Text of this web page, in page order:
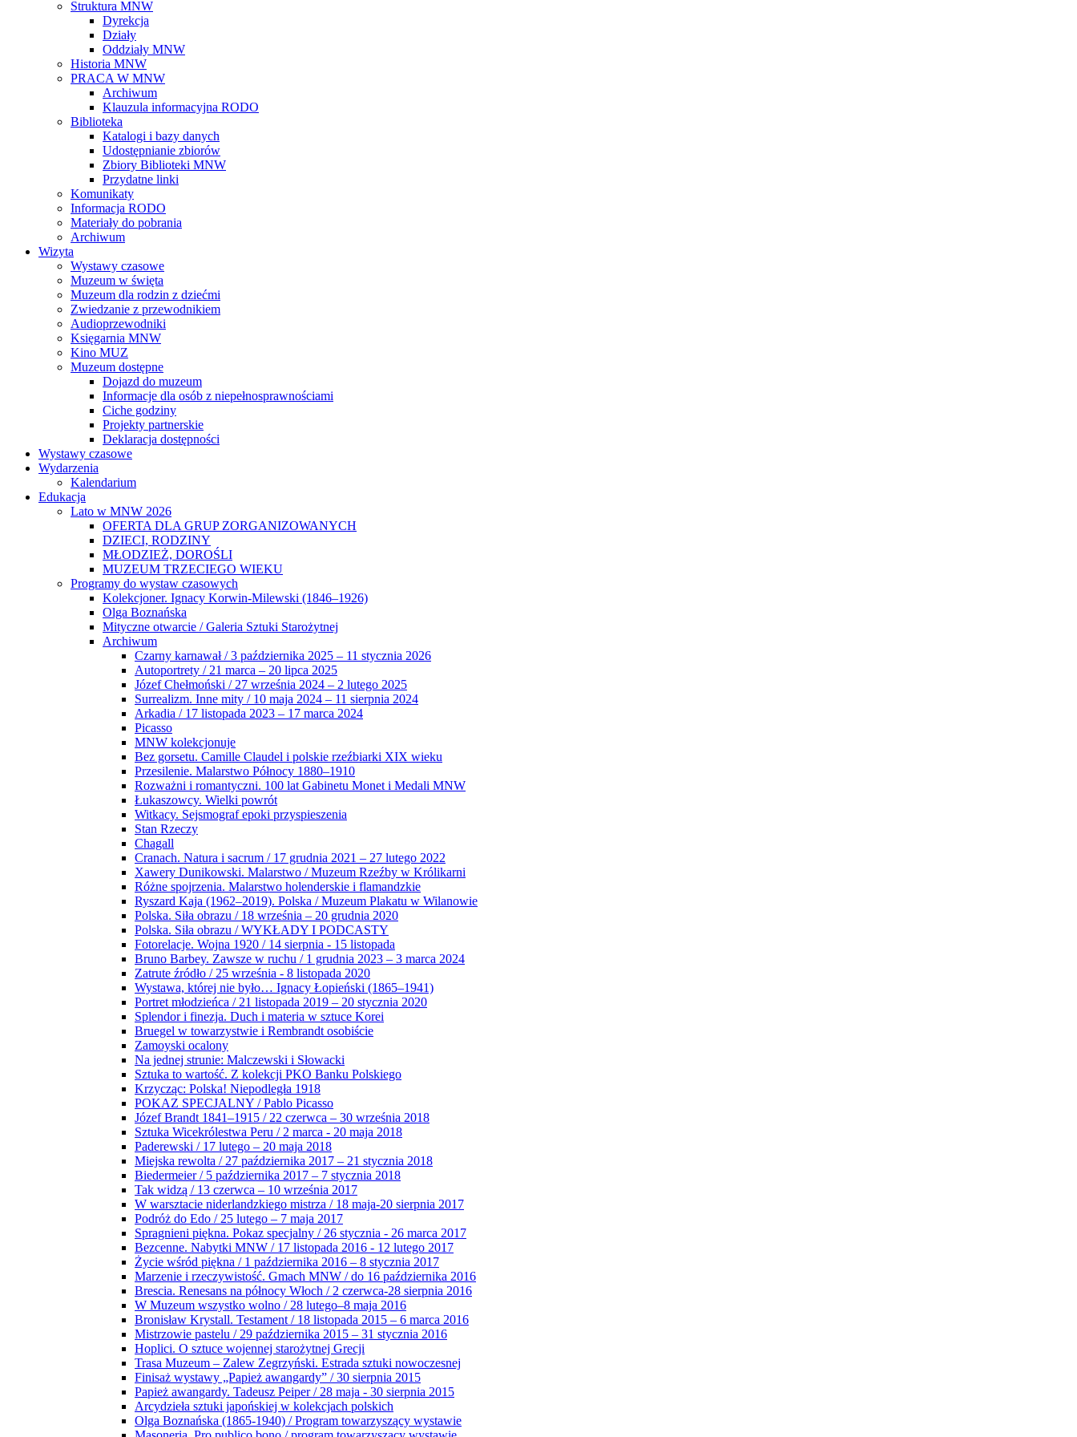
Struktura MNW
Dyrekcja
Działy
Oddziały MNW
Historia MNW
PRACA W MNW
Archiwum
Klauzula informacyjna RODO
Biblioteka
Katalogi i bazy danych
Udostępnianie zbiorów
Zbiory Biblioteki MNW
Przydatne linki
Komunikaty
Informacja RODO
Materiały do pobrania
Archiwum
Wizyta
Wystawy czasowe
Muzeum w święta
Muzeum dla rodzin z dziećmi
Zwiedzanie z przewodnikiem
Audioprzewodniki
Księgarnia MNW
Kino MUZ
Muzeum dostępne
Dojazd do muzeum
Informacje dla osób z niepełnosprawnościami
Ciche godziny
Projekty partnerskie
Deklaracja dostępności
Wystawy czasowe
Wydarzenia
Kalendarium
Edukacja
Lato w MNW 2026
OFERTA DLA GRUP ZORGANIZOWANYCH
DZIECI, RODZINY
MŁODZIEŻ, DOROŚLI
MUZEUM TRZECIEGO WIEKU
Programy do wystaw czasowych
Kolekcjoner. Ignacy Korwin-Milewski (1846–1926)
Olga Boznańska
Mityczne otwarcie / Galeria Sztuki Starożytnej
Archiwum
Czarny karnawał / 3 października 2025 – 11 stycznia 2026
Autoportrety / 21 marca – 20 lipca 2025
Józef Chełmoński / 27 września 2024 – 2 lutego 2025
Surrealizm. Inne mity / 10 maja 2024 – 11 sierpnia 2024
Arkadia / 17 listopada 2023 – 17 marca 2024
Picasso
MNW kolekcjonuje
Bez gorsetu. Camille Claudel i polskie rzeźbiarki XIX wieku
Przesilenie. Malarstwo Północy 1880–1910
Rozważni i romantyczni. 100 lat Gabinetu Monet i Medali MNW
Łukaszowcy. Wielki powrót
Witkacy. Sejsmograf epoki przyspieszenia
Stan Rzeczy
Chagall
Cranach. Natura i sacrum / 17 grudnia 2021 – 27 lutego 2022
Xawery Dunikowski. Malarstwo / Muzeum Rzeźby w Królikarni
Różne spojrzenia. Malarstwo holenderskie i flamandzkie
Ryszard Kaja (1962–2019). Polska / Muzeum Plakatu w Wilanowie
Polska. Siła obrazu / 18 września – 20 grudnia 2020
Polska. Siła obrazu / WYKŁADY I PODCASTY
Fotorelacje. Wojna 1920 / 14 sierpnia - 15 listopada
Bruno Barbey. Zawsze w ruchu / 1 grudnia 2023 – 3 marca 2024
Zatrute źródło / 25 września - 8 listopada 2020
Wystawa, której nie było… Ignacy Łopieński (1865–1941)
Portret młodzieńca / 21 listopada 2019 – 20 stycznia 2020
Splendor i finezja. Duch i materia w sztuce Korei
Bruegel w towarzystwie i Rembrandt osobiście
Zamoyski ocalony
Na jednej strunie: Malczewski i Słowacki
Sztuka to wartość. Z kolekcji PKO Banku Polskiego
Krzycząc: Polska! Niepodległa 1918
POKAZ SPECJALNY / Pablo Picasso
Józef Brandt 1841–1915 / 22 czerwca – 30 września 2018
Sztuka Wicekrólestwa Peru / 2 marca - 20 maja 2018
Paderewski / 17 lutego – 20 maja 2018
Miejska rewolta / 27 października 2017 – 21 stycznia 2018
Biedermeier / 5 października 2017 – 7 stycznia 2018
Tak widzą / 13 czerwca – 10 września 2017
W warsztacie niderlandzkiego mistrza / 18 maja-20 sierpnia 2017
Podróż do Edo / 25 lutego – 7 maja 2017
Spragnieni piękna. Pokaz specjalny / 26 stycznia - 26 marca 2017
Bezcenne. Nabytki MNW / 17 listopada 2016 - 12 lutego 2017
Życie wśród piękna / 1 października 2016 – 8 stycznia 2017
Marzenie i rzeczywistość. Gmach MNW / do 16 października 2016
Brescia. Renesans na północy Włoch / 2 czerwca-28 sierpnia 2016
W Muzeum wszystko wolno / 28 lutego–8 maja 2016
Bronisław Krystall. Testament / 18 listopada 2015 – 6 marca 2016
Mistrzowie pastelu / 29 października 2015 – 31 stycznia 2016
Hoplici. O sztuce wojennej starożytnej Grecji
Trasa Muzeum – Zalew Zegrzyński. Estrada sztuki nowoczesnej
Finisaż wystawy „Papież awangardy” / 30 sierpnia 2015
Papież awangardy. Tadeusz Peiper / 28 maja - 30 sierpnia 2015
Arcydzieła sztuki japońskiej w kolekcjach polskich
Olga Boznańska (1865-1940) / Program towarzyszący wystawie